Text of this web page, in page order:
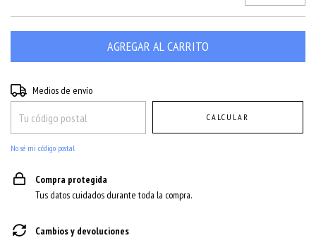
Entregas para el CP:
Medios de envío
CALCULAR
No sé mi código postal
Compra protegida
Tus datos cuidados durante toda la compra.
Cambios y devoluciones